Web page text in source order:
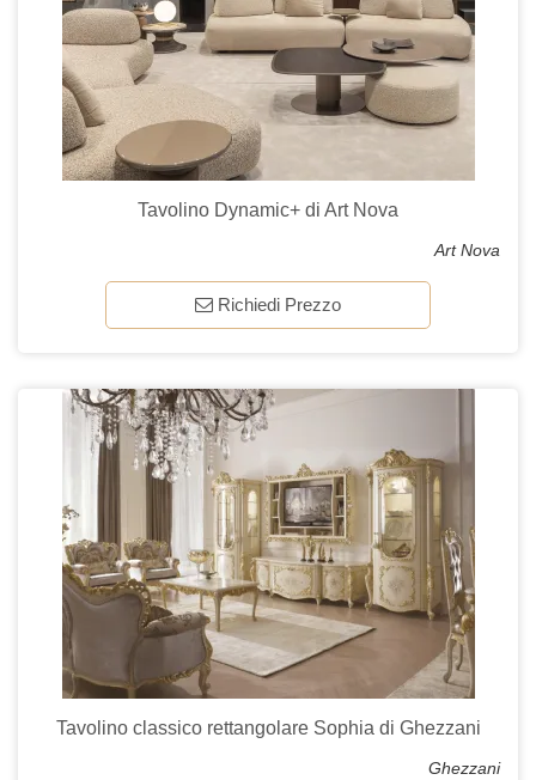
Tavolino Dynamic+ di Art Nova
Art Nova
Richiedi Prezzo
Tavolino classico rettangolare Sophia di Ghezzani
Ghezzani